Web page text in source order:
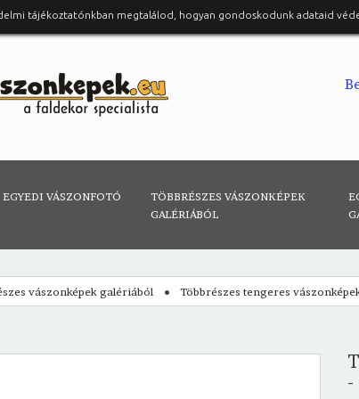
EGYEDI VÁSZONFOTÓ
TÖBBRÉSZES VÁSZONKÉPEK
GALÉRIÁBÓL
tájékoztatónkban megtalálod, hogyan gondoskodunk adataid
vászonképek galériából Többrészes tengeres
-